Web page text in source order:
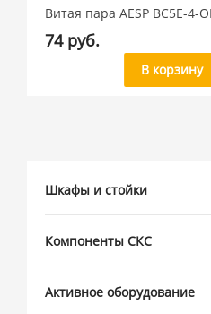
Витая пара AESP BC5E-4-
74 руб.
В корзину
Шкафы и стойки
Компоненты СКС
Активное оборудование